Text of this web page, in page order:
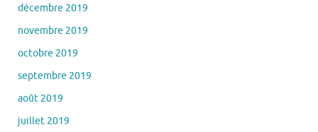
décembre 2019
novembre 2019
octobre 2019
septembre 2019
août 2019
juillet 2019